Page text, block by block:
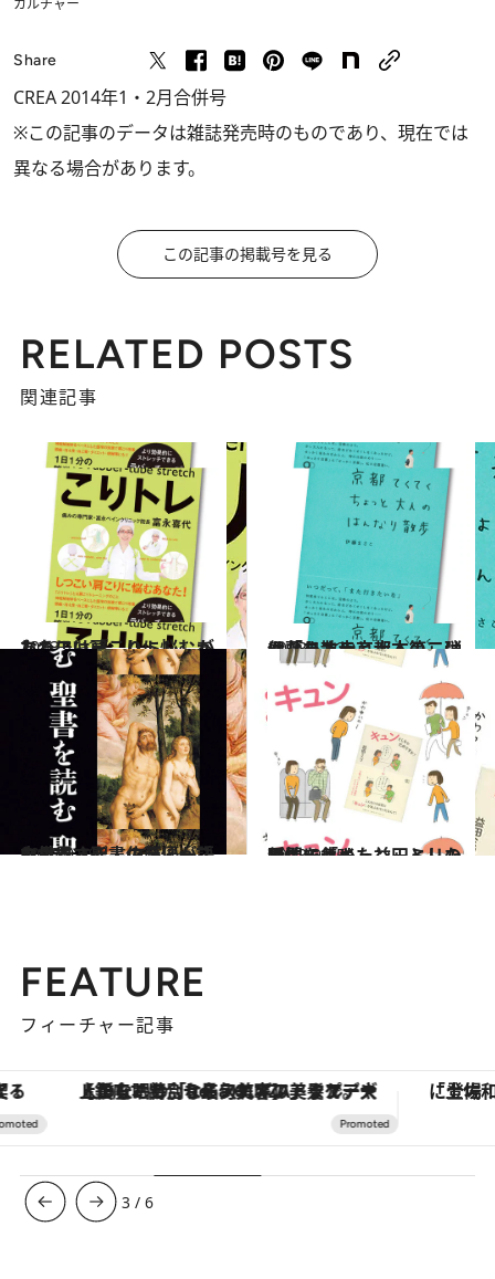
カルチャー
Share
CREA 2014年1・2月合併号
※この記事のデータは雑誌発売時のものであり、現在では
異なる場合があります。
この記事の掲載号を見る
RELATED POSTS
関連記事
2013.11.22
しつこい肩こりに悩むあなたには『こりトレ』がある！
カルチャー 2013.11.20
伊藤まさこ京都本第二弾は「ちょっと大人の」はんなり散歩
カルチャー
2013.9.29
中村うさぎ・佐藤優が語り尽くす聖書のディープな世界
カルチャー 2013.9.15
男性に「キュン」とした瞬間を集めた益田ミリの新エッセイ
カルチャー
FEATURE
フィーチャー記事
【銀座で出合う最旬美容】美髪ケアや上質な眠り…セルフケアのアップデートから、特別な名入れギフトまで。大人のための「ReFa GINZA」クルーズ
3 /6